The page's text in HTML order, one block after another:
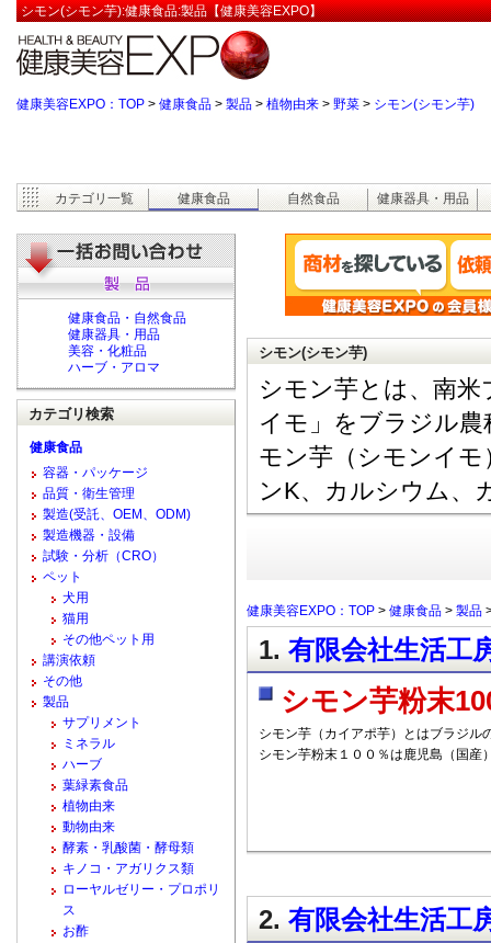
シモン(シモン芋):健康食品:製品【健康美容EXPO】
健康美容EXPO：TOP > 健康食品 > 製品 > 植物由来 > 野菜 > シモン(シモン芋)
カテゴリ一覧 健康食品 自然食品 健康器具・用品
シモン(シモン芋)
シモン芋とは、南
イモ」をブラジル
モン芋（シモンイ
ンK、カルシウム、
健康美容EXPO：TOP > 健康食品 > 製品
1. 有限会社生活工
シモン芋粉末
シモン芋（カイアポ芋）とはブラジル
シモン芋粉末１００％は鹿児島（国産
2. 有限会社生活工
健康食品・自然食品
健康器具・用品
美容・化粧品
ハーブ・アロマ
カテゴリ検索
健康食品
容器・パッケージ
品質・衛生管理
製造(受託、OEM、ODM)
製造機器・設備
試験・分析（CRO）
ペット
犬用
猫用
その他ペット用
講演依頼
その他
製品
サプリメント
ミネラル
ハーブ
葉緑素食品
植物由来
動物由来
酵素・乳酸菌・酵母類
キノコ・アガリクス類
ローヤルゼリー・プロポリ
ス
お酢